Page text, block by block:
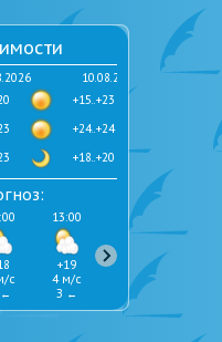
10.08.2026
+15..+23
+24..+24
+18..+20
с
13:00
+19
4 м/с
З ←
14:00
5 м/с
З ←